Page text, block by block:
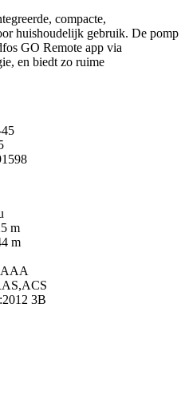
compacte,
huishoudelijk gebruik. De pomp
GO Remote app via
en biedt zo ruime
m
m
3B